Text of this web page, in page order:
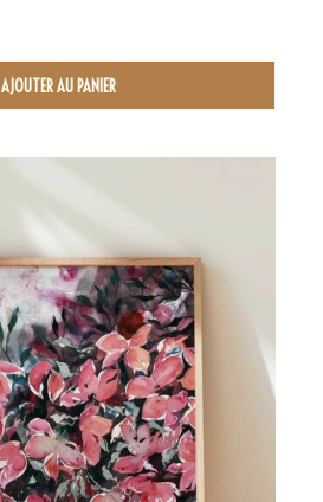
AJOUTER AU PANIER